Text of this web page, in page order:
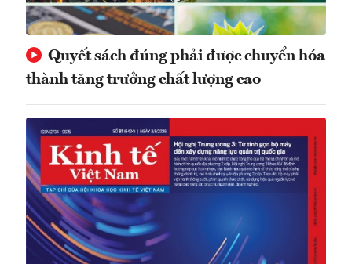
Quyết sách đúng phải được chuyển hóa
thành tăng trưởng chất lượng cao